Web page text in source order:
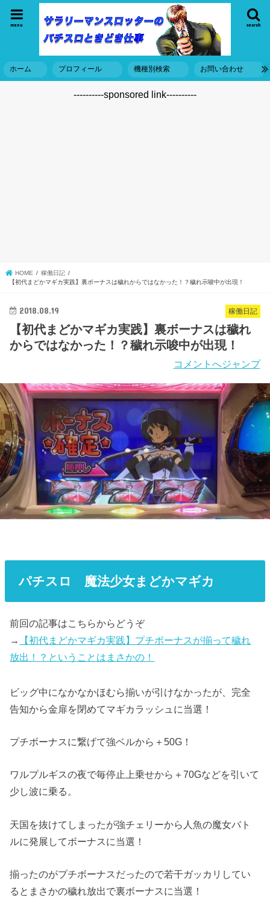
search
menu
ホーム プロフィール 機種別検索 お問い合わせ
----------sponsored link----------
HOME
稼働日記
【初代まどかマギカ実践】裏ボーナスは穢れからではなかった！？穢れ示唆中が出現！
稼働日記
2018.08.19
【初代まどかマギカ実践】裏ボーナスは穢れ
からではなかった！？穢れ示唆中が出現！
コメントへジャンプ
パチスロ 魔法少女まどかマギカ
前回の記事はこちらからどうぞ
→
【初代まどかマギカ実践】プチボーナスが揃って穢れ
放出！？ということはまさかの！
ビッグ中になかなかほむら揃いが引けなかったが、完全
告知から金扉を閉めてマギカラッシュに当選！
プチボーナスに繋げて強ベルから＋50G！
ワルプルギスの夜で毎停止上乗せから＋70Gなどを引いて
少し波に乗る。
天国を抜けてしまったが強チェリーから人魚の魔女バト
ルに発展してボーナスに当選！
揃ったのがプチボーナスだったので若干ガッカリしてい
るとまさかの穢れ放出で裏ボーナスに当選！